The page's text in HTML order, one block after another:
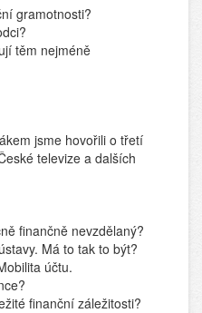
gramotnosti?
těm nejméně
jsme hovořili o třetí
televize a dalších
finančně nevzdělaný?
Má to tak to být?
účtu.
finanční záležitosti?